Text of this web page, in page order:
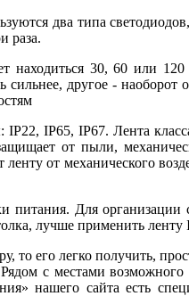
два типа
раза.
30, 60 или 120
другое - наоборот
IP22, IP65, IP67. Лента
от пыли,
от механического
питания. Для
лучше применить ленту
его легко получить,
с местами
нашего сайта есть